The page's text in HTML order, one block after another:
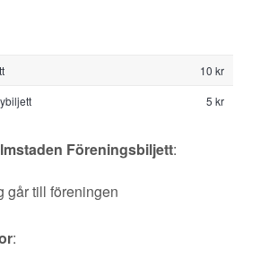
10 kr
5 kr
Föreningsbiljett:
går till föreningen
: